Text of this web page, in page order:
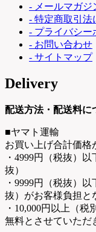
- メールマガジ
- 特定商取引法
- プライバシー
- お問い合わせ
- サイトマップ
Delivery
配送方法・配送料に
■ヤマト運輸
お買い上げ合計価格
・4999円（税抜）
抜）
・9999円（税抜）
抜）がお客様負担と
・10,000円以上（
無料とさせていただ